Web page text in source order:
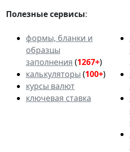
Полезные сервисы:
формы, бланки и
образцы
заполнения (1267+)
калькуляторы (100+)
курсы валют
ключевая ставка